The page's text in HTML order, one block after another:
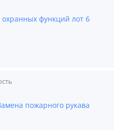
функций лот 6
пожарного рукава